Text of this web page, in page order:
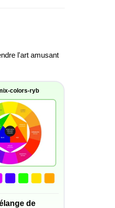
l'art amusant
colors-ryb
de